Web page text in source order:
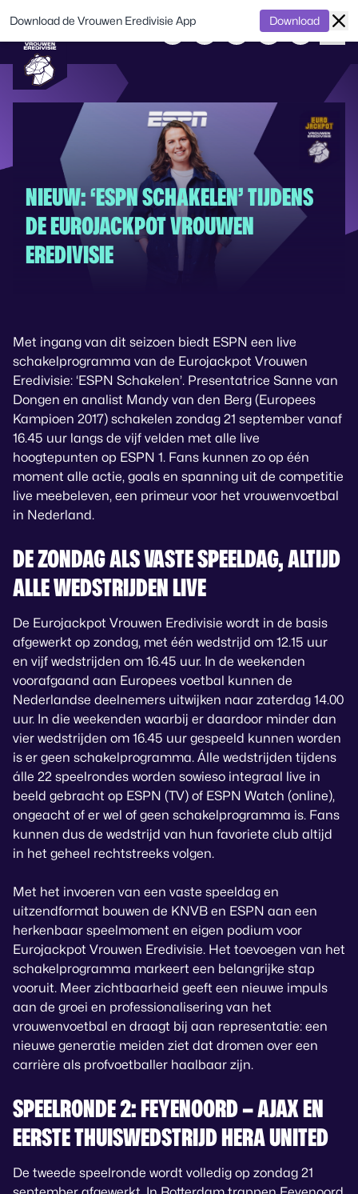
NIEUW: ‘ESPN SCHAKELEN’ TIJDENS
DE EUROJACKPOT VROUWEN
EREDIVISIE
Met ingang van dit seizoen biedt ESPN een live
schakelprogramma van de Eurojackpot Vrouwen
Eredivisie: ‘ESPN Schakelen’. Presentatrice Sanne van
Dongen en analist Mandy van den Berg (Europees
Kampioen 2017) schakelen zondag 21 september vanaf
16.45 uur langs de vijf velden met alle live
hoogtepunten op ESPN 1. Fans kunnen zo op één
moment alle actie, goals en spanning uit de competitie
live meebeleven, een primeur voor het vrouwenvoetbal
in Nederland.
DE ZONDAG ALS VASTE SPEELDAG, ALTIJD
ALLE WEDSTRIJDEN LIVE
De Eurojackpot Vrouwen Eredivisie wordt in de basis
afgewerkt op zondag, met één wedstrijd om 12.15 uur
en vijf wedstrijden om 16.45 uur. In de weekenden
voorafgaand aan Europees voetbal kunnen de
Nederlandse deelnemers uitwijken naar zaterdag 14.00
uur. In die weekenden waarbij er daardoor minder dan
vier wedstrijden om 16.45 uur gespeeld kunnen worden
is er geen schakelprogramma. Álle wedstrijden tijdens
álle 22 speelrondes worden sowieso integraal live in
beeld gebracht op ESPN (TV) of ESPN Watch (online),
ongeacht of er wel of geen schakelprogramma is. Fans
kunnen dus de wedstrijd van hun favoriete club altijd
in het geheel rechtstreeks volgen.
Met het invoeren van een vaste speeldag en
uitzendformat bouwen de KNVB en ESPN aan een
herkenbaar speelmoment en eigen podium voor
Eurojackpot Vrouwen Eredivisie. Het toevoegen van het
schakelprogramma markeert een belangrijke stap
vooruit. Meer zichtbaarheid geeft een nieuwe impuls
aan de groei en professionalisering van het
vrouwenvoetbal en draagt bij aan representatie: een
nieuwe generatie meiden ziet dat dromen over een
carrière als profvoetballer haalbaar zijn.
SPEELRONDE 2: FEYENOORD – AJAX EN
EERSTE THUISWEDSTRIJD HERA UNITED
De tweede speelronde wordt volledig op zondag 21
Download de Vrouwen Eredivisie App Download